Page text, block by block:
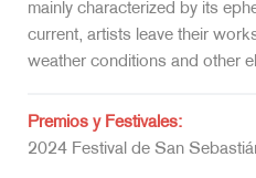
mainly characterized by its
current, artists leave their
weather conditions and other
Premios y Festivales:
2024 Festival de San